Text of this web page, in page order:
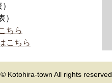
）
ちら
こちら
Kotohira-town All rights reserved.